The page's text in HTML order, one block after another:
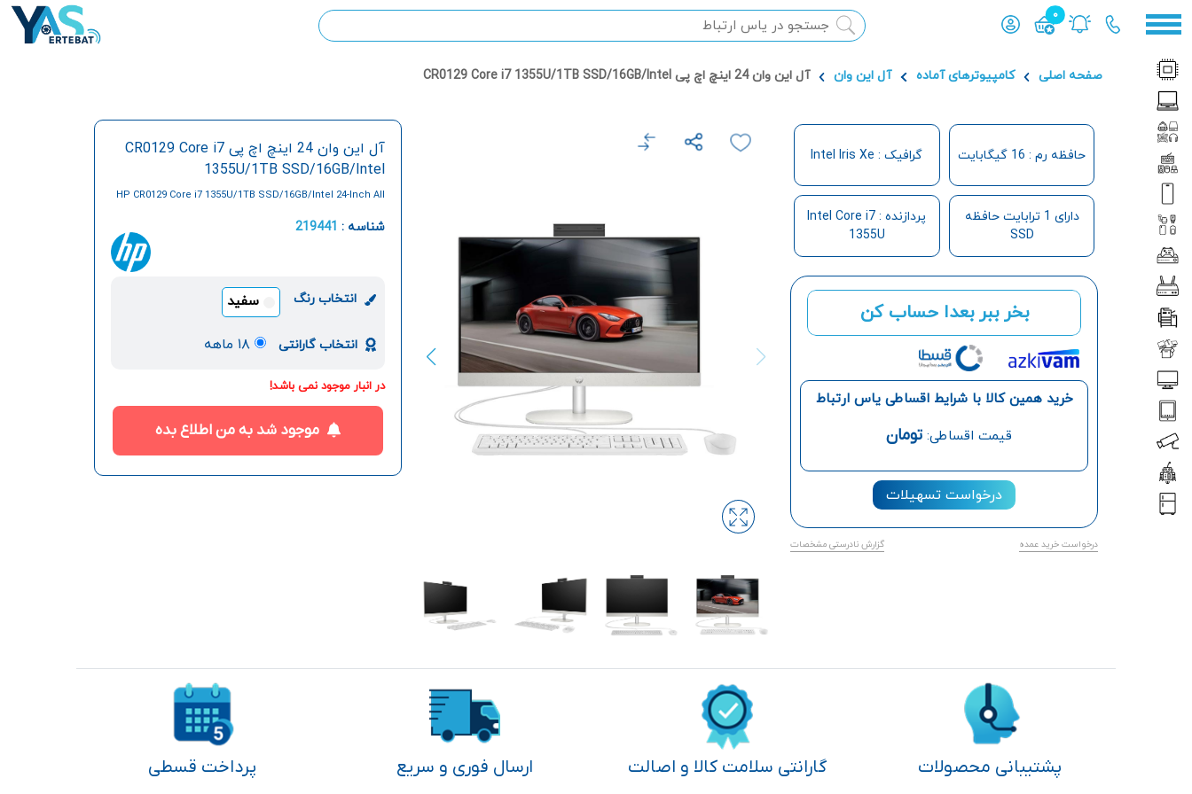
0
محصول افزوده شده به سبد
صفحه اصلی کامپیوترهای آماده آل این وان آل این وان 24 اینچ اچ پی CR0129 Core i7 1355U/1TB SSD/16GB/Intel
حافظه رم : 16 گیگابایت گرافیک : Intel Iris Xe
دارای 1 ترابایت حافظه
SSD
پردازنده : Intel Core i7
1355U
بخر ببر بعدا حساب کن
خرید همین کالا با شرایط اقساطی یاس ارتباط
قیمت اقساطی:تومان
درخواست تسهیلات
درخواست خرید عمده گزارش نادرستی مشخصات
آل این وان 24 اینچ اچ پی CR0129 Core i7
1355U/1TB SSD/16GB/Intel
HP CR0129 Core i7 1355U/1TB SSD/16GB/Intel 24-Inch All
شناسه : 219441
انتخاب رنگ سفید
انتخاب گارانتی ۱۸ ماهه
در انبار موجود نمی باشد!
موجود شد به من اطلاع بده
پشتیبانی محصولات گارانتی سلامت کالا و اصالت ارسال فوری و سریع پرداخت قسطی